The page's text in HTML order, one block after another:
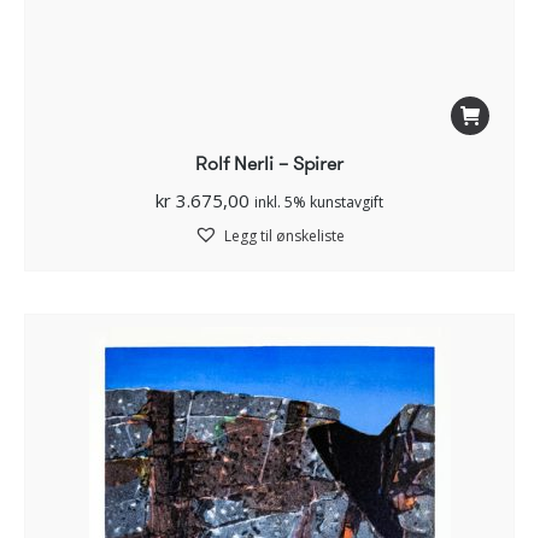
Rolf Nerli – Spirer
kr 3.675,00 inkl. 5% kunstavgift
Legg til ønskeliste